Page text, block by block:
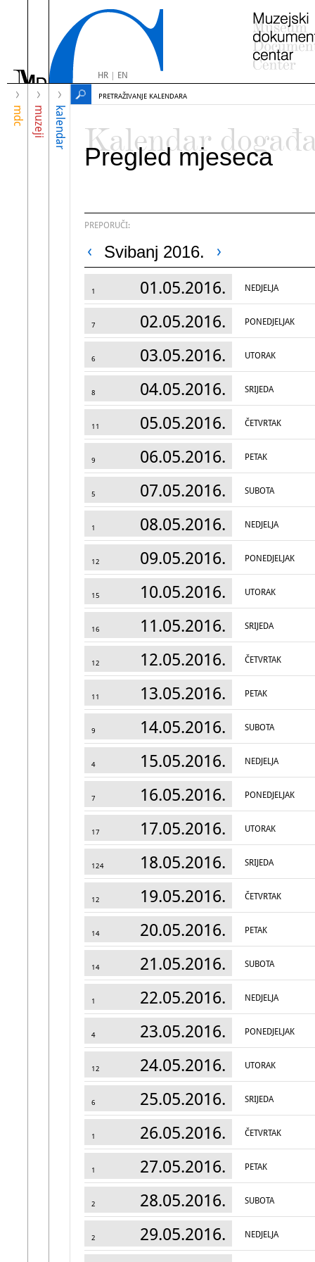
HR| EN
mdc muzeji kalendar
PRETRAŽIVANJE KALENDARA
Kalendar
Pregled mjeseca
PREPORUČI:
Svibanj 2016.
1 01.05.2016. NEDJELJA
7 02.05.2016. PONEDJELJAK
6 03.05.2016. UTORAK
8 04.05.2016. SRIJEDA
11 05.05.2016. ČETVRTAK
9 06.05.2016. PETAK
5 07.05.2016. SUBOTA
1 08.05.2016. NEDJELJA
12 09.05.2016. PONEDJELJAK
15 10.05.2016. UTORAK
16 11.05.2016. SRIJEDA
12 12.05.2016. ČETVRTAK
11 13.05.2016. PETAK
9 14.05.2016. SUBOTA
4 15.05.2016. NEDJELJA
7 16.05.2016. PONEDJELJAK
17 17.05.2016. UTORAK
124 18.05.2016. SRIJEDA
12 19.05.2016. ČETVRTAK
14 20.05.2016. PETAK
14 21.05.2016. SUBOTA
1 22.05.2016. NEDJELJA
4 23.05.2016. PONEDJELJAK
12 24.05.2016. UTORAK
6 25.05.2016. SRIJEDA
1 26.05.2016. ČETVRTAK
1 27.05.2016. PETAK
2 28.05.2016. SUBOTA
2 29.05.2016. NEDJELJA